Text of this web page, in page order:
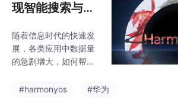
现智能搜索与内
随着信息时代的快速发
展，各类应用中数据量
的急剧增大，如何帮助
发现感兴趣的内容成为
#harmonyos #华为